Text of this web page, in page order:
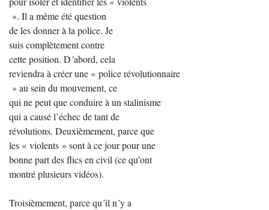
». Il a même été question
de les donner à la police. Je
suis complètement contre
cette position. D´abord, cela
reviendra à créer une « police révolutionnaire
» au sein du mouvement, ce
qui ne peut que conduire à un stalinisme
qui a causé l’échec de tant de
révolutions. Deuxièmement, parce que
les « violents » sont à ce jour pour une
bonne part des flics en civil (ce qu’ont
montré plusieurs vidéos).
Troisièmement, parce qu´il n´y a